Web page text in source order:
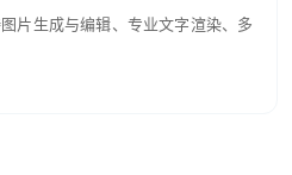
片生成与编辑、专业文字渲染、多